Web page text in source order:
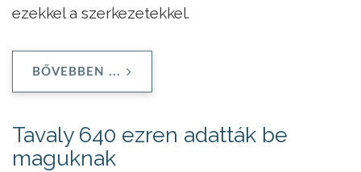
ezekkel a szerkezetekkel.
BŐVEBBEN ...
Tavaly 640 ezren adatták be
maguknak